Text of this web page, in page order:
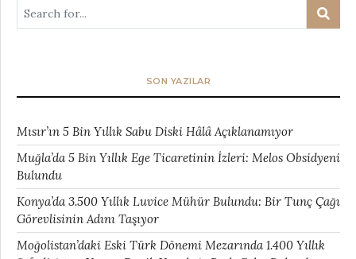
SON YAZILAR
Mısır’ın 5 Bin Yıllık Sabu Diski Hâlâ Açıklanamıyor
Muğla’da 5 Bin Yıllık Ege Ticaretinin İzleri: Melos Obsidyeni
Bulundu
Konya’da 3.500 Yıllık Luvice Mühür Bulundu: Bir Tunç Çağı
Görevlisinin Adını Taşıyor
Moğolistan’daki Eski Türk Dönemi Mezarında 1.400 Yıllık